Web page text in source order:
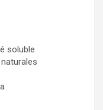
soluble